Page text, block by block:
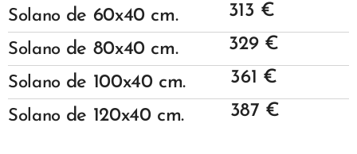
Solano de 60x40 cm. 313 €
Solano de 80x40 cm. 329 €
Solano de 100x40 cm. 361 €
Solano de 120x40 cm. 387 €